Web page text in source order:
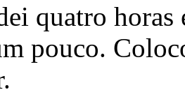
quatro horas
pouco.